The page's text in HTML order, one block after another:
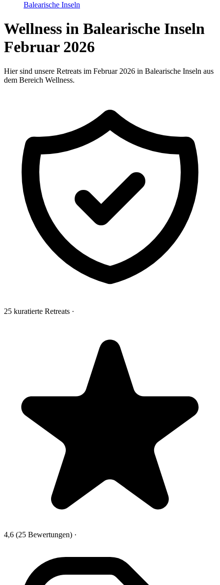
Balearische Inseln
Wellness in Balearische Inseln
Februar 2026
Hier sind unsere Retreats im Februar 2026 in Balearische Inseln aus
dem Bereich Wellness.
25 kuratierte Retreats ·
4,6 (25 Bewertungen) ·